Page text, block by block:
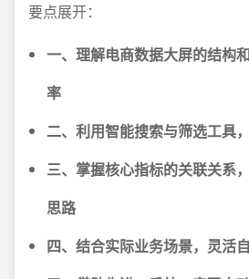
要点展开：
一、理解电商数据大屏的结构
率
二、利用智能搜索与筛选工具
三、掌握核心指标的关联关系
思路
四、结合实际业务场景，灵活